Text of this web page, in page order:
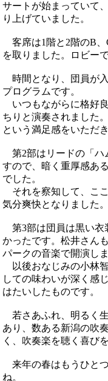
サートが始まっていて
り上げていました。
客席は1階と2階のB、
を取りました。ロビー
時間となり、団員が
プログラムです。
いつもながらに格好
ちりと演奏されました
という満足感をいただ
第2部はリードの「ハ
すので、暗く重厚感あ
でした。
それを察知して、こ
気分爽快となりました。
第3部は団員は黒い衣
かったです。松井さん
パークの音楽で開演しま
以後おなじみの小林
しての味わいが深く感
はたいしたものです。
若さあふれ、明るく
あり、数ある新潟の吹
く、吹奏楽を聴く喜び
来年の春はもうひと
ね。